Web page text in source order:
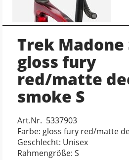
Trek Madone
gloss fury
red/matte
smoke S
Art.Nr. 5337903
Farbe: gloss fury red/matte
Geschlecht: Unisex
Rahmengröße: S